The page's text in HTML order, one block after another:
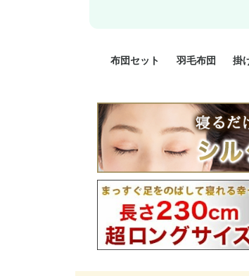
布団セット
羽毛布団セット
小さい布団セット
大きい布団セット
掛け布団セット
敷布団セット
羽毛布団
プレミアムゴ
ロイヤルゴー
エクセルゴー
ニューゴールド
マザーダック
マザーグース
スーパーロン
洗える羽毛布団
肌掛け布団
掛
防
洗
小
大
肌